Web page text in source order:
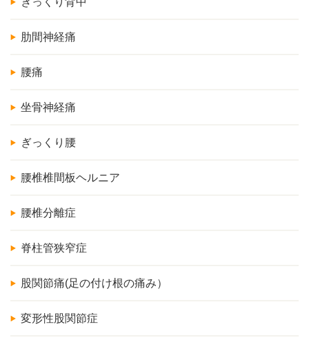
肋間神経痛
腰痛
坐骨神経痛
ぎっくり腰
腰椎椎間板ヘルニア
腰椎分離症
脊柱管狭窄症
股関節痛(足の付け根の痛み）
変形性股関節症